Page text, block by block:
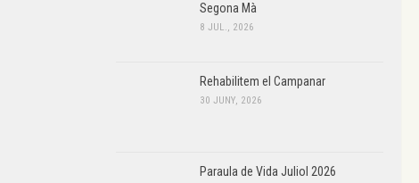
Segona Mà
8 JUL., 2026
Rehabilitem el Campanar
30 JUNY, 2026
Paraula de Vida Juliol 2026